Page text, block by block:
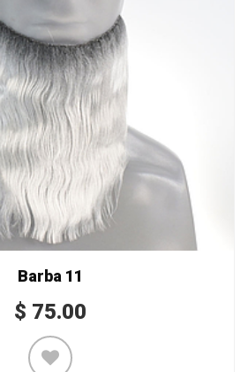
Barba 11
$ 75.00